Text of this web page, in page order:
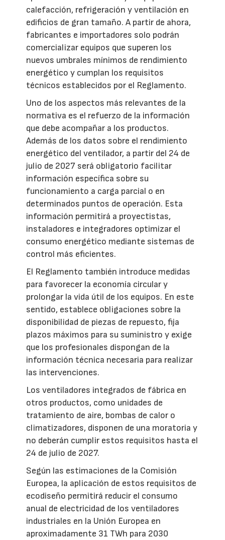
calefacción, refrigeración y ventilación en
edificios de gran tamaño. A partir de ahora,
fabricantes e importadores solo podrán
comercializar equipos que superen los
nuevos umbrales mínimos de rendimiento
energético y cumplan los requisitos
técnicos establecidos por el Reglamento.
Uno de los aspectos más relevantes de la
normativa es el refuerzo de la información
que debe acompañar a los productos.
Además de los datos sobre el rendimiento
energético del ventilador, a partir del 24 de
julio de 2027 será obligatorio facilitar
información específica sobre su
funcionamiento a carga parcial o en
determinados puntos de operación. Esta
información permitirá a proyectistas,
instaladores e integradores optimizar el
consumo energético mediante sistemas de
control más eficientes.
El Reglamento también introduce medidas
para favorecer la economía circular y
prolongar la vida útil de los equipos. En este
sentido, establece obligaciones sobre la
disponibilidad de piezas de repuesto, fija
plazos máximos para su suministro y exige
que los profesionales dispongan de la
información técnica necesaria para realizar
las intervenciones.
Los ventiladores integrados de fábrica en
otros productos, como unidades de
tratamiento de aire, bombas de calor o
climatizadores, disponen de una moratoria y
no deberán cumplir estos requisitos hasta el
24 de julio de 2027.
Según las estimaciones de la Comisión
Europea, la aplicación de estos requisitos de
ecodiseño permitirá reducir el consumo
anual de electricidad de los ventiladores
industriales en la Unión Europea en
aproximadamente 31 TWh para 2030